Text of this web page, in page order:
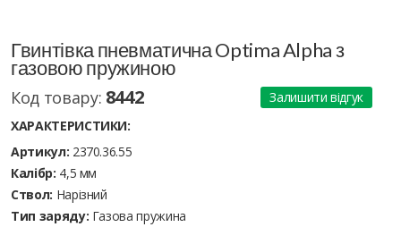
Гвинтівка пневматична Optima Alpha з
газовою пружиною
Код товару: 8442
Залишити відгук
ХАРАКТЕРИСТИКИ:
Артикул: 2370.36.55
Калібр: 4,5 мм
Ствол: Нарізний
Тип заряду: Газова пружина